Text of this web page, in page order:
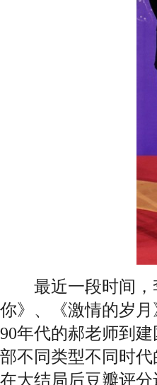
最近一段时间，
你》、《激情的岁
90年代的郝老师到
部不同类型不同时
在大结局后豆瓣评